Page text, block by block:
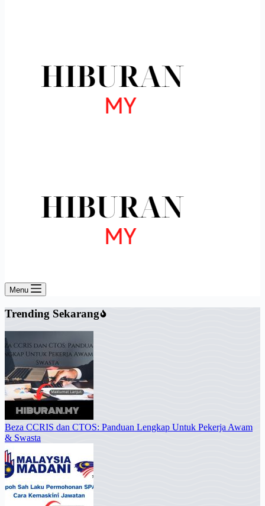
Menu
Trending Sekarang
Beza CCRIS dan CTOS: Panduan Lengkap Untuk Pekerja Awam
& Swasta